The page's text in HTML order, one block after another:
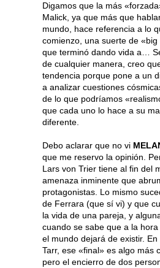
Digamos que la más
Malick, ya que más que
mundo, hace referencia a lo
comienzo, una suerte de
que terminó dando vida a…
de cualquier manera, creo
tendencia porque pone a un
a analizar cuestiones
de lo que podríamos
que cada uno lo hace a su
diferente.
Debo aclarar que no vi
que me reservo la opinión.
Lars von Trier tiene al fin del
amenaza inminente que
protagonistas. Lo mismo
de Ferrara (que sí vi) y que
la vida de una pareja, y
cuando se sabe que a la
el mundo dejará de existir.
Tarr, ese «final» es algo más
pero el encierro de dos